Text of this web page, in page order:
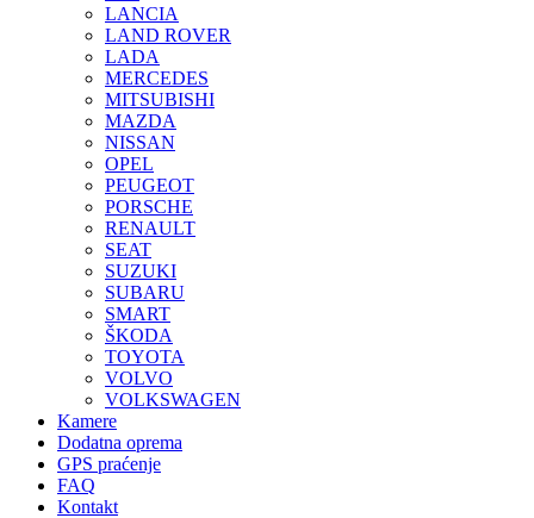
LANCIA
LAND ROVER
LADA
MERCEDES
MITSUBISHI
MAZDA
NISSAN
OPEL
PEUGEOT
PORSCHE
RENAULT
SEAT
SUZUKI
SUBARU
SMART
ŠKODA
TOYOTA
VOLVO
VOLKSWAGEN
Kamere
Dodatna oprema
GPS praćenje
FAQ
Kontakt